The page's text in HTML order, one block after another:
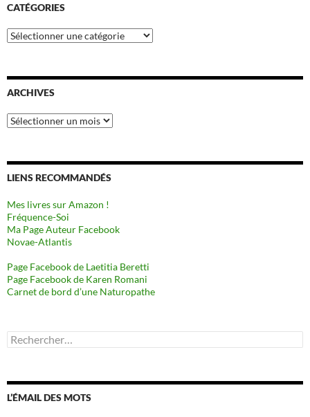
CATÉGORIES
Catégories
ARCHIVES
Archives
LIENS RECOMMANDÉS
Mes livres sur Amazon !
Fréquence-Soi
Ma Page Auteur Facebook
Novae-Atlantis
Page Facebook de Laetitia Beretti
Page Facebook de Karen Romani
Carnet de bord d’une Naturopathe
Rechercher :
L’ÉMAIL DES MOTS